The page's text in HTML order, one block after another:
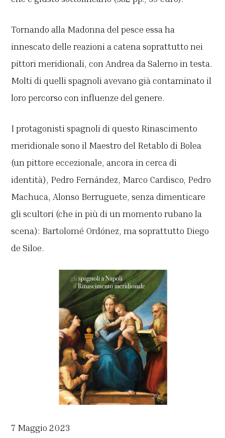
Tornando alla Madonna del pesce essa ha
innescato delle reazioni a catena soprattutto nei
pittori meridionali, con Andrea da Salerno in testa.
Molti di quelli spagnoli avevano già contaminato il
loro percorso con influenze del genere.
I protagonisti spagnoli di questo Rinascimento
meridionale sono il Maestro del Retablo di Bolea
(un pittore eccezionale, ancora in cerca di
identità), Pedro Fernández, Marco Cardisco, Pedro
Machuca, Alonso Berruguete, senza dimenticare
gli scultori (che in più di un momento rubano la
scena): Bartolomé Ordónez, ma soprattutto Diego
de Siloe.
7 Maggio 2023